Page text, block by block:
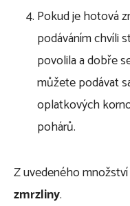
Pokud je hotová
podáváním chvíli
povolila a dobře
můžete podávat
oplatkových
pohárů.
Z uvedeného
zmrzliny.